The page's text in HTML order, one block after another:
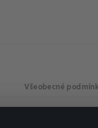
Všeobecné